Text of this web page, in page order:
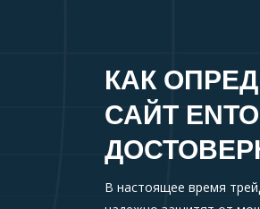
КАК
САЙТ
В настоящее время